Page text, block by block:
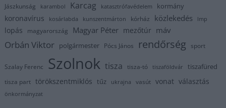
Jászkunság karambol Karcag katasztrófavédelem kormány
koronavírus kosárlabda kunszentmárton kórház közlekedés lmp
lopás magyarország Magyar Péter mezőtúr máv
Orbán Viktor polgármester Pócs János rendőrség sport
Szalay Ferenc Szolnok tisza tisza-tó tiszaföldvár tiszafüred
tisza part törökszentmiklós tűz ukrajna vasút vonat választás
önkormányzat